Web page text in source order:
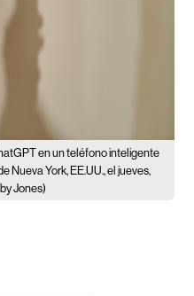
en un teléfono inteligente
Nueva York, EE.UU., el jueves,
Jones)